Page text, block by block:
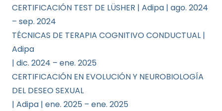
CERTIFICACIÓN TEST DE LÜSHER | Adipa | ago. 2024
– sep. 2024
TÉCNICAS DE TERAPIA COGNITIVO CONDUCTUAL |
Adipa
| dic. 2024 – ene. 2025
CERTIFICACIÓN EN EVOLUCIÓN Y NEUROBIOLOGÍA
DEL DESEO SEXUAL
| Adipa | ene. 2025 – ene. 2025